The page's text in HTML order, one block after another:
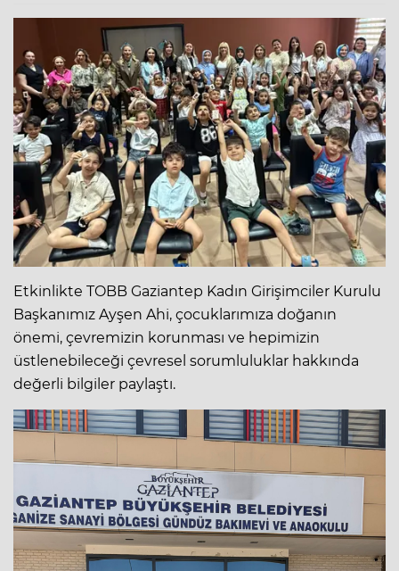
Etkinlikte TOBB Gaziantep Kadın Girişimciler Kurulu
Başkanımız Ayşen Ahi, çocuklarımıza doğanın
önemi, çevremizin korunması ve hepimizin
üstlenebileceği çevresel sorumluluklar hakkında
değerli bilgiler paylaştı.